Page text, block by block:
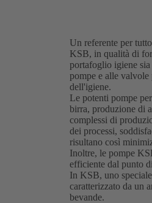
Un referente per
KSB, in qualità di
portafoglio igiene
pompe e alle
dell'igiene.
Le potenti pompe
birra, produzione di
complessi di
dei processi,
risultano così
Inoltre, le pompe
efficiente dal punto
In KSB, uno
caratterizzato da un
bevande.